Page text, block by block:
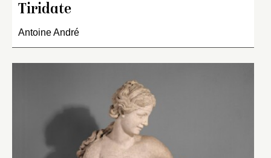
Tiridate
Antoine André